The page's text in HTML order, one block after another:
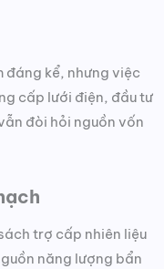
đáng kể, nhưng việc
cấp lưới điện, đầu tư
đòi hỏi nguồn vốn
trợ cấp nhiên liệu
năng lượng bẩn